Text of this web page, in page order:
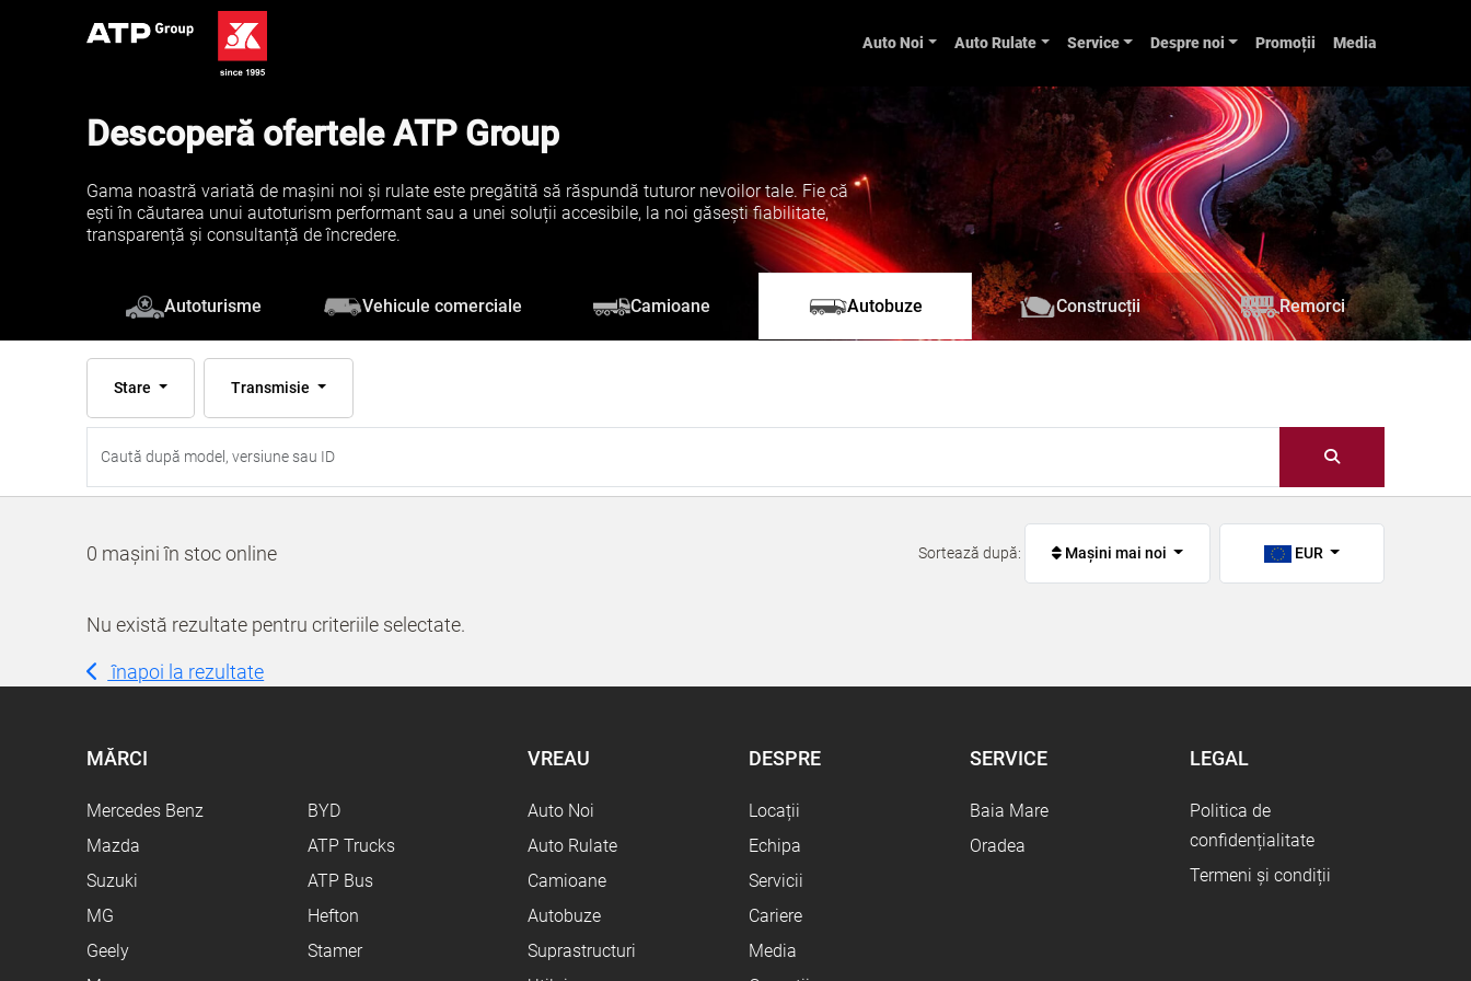
Auto Noi Auto Rulate Service Despre noi Promoții Media
Descoperă ofertele ATP Group
Gama noastră variată de mașini noi și rulate este pregătită să răspundă tuturor nevoilor tale. Fie că
ești în căutarea unui autoturism performant sau a unei soluții accesibile, la noi găsești fiabilitate,
transparență și consultanță de încredere.
Autoturisme Vehicule comerciale Camioane Autobuze Construcții Remorci
Stare Transmisie
0 mașini în stoc online Sortează după: Mașini mai noi EUR
Nu există rezultate pentru criteriile selectate.
înapoi la rezultate
MĂRCI
Mercedes Benz
Mazda
Suzuki
MG
Geely
BYD
ATP Trucks
ATP Bus
Hefton
Stamer
VREAU
Auto Noi
Auto Rulate
Camioane
Autobuze
Suprastructuri
DESPRE
Locații
Echipa
Servicii
Cariere
Media
SERVICE
Baia Mare
Oradea
LEGAL
Politica de
confidențialitate
Termeni și condiții